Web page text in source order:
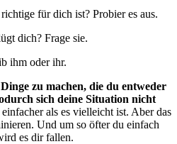
für dich ist? Probier es aus.
dich? Frage sie.
ihm oder ihr.
zu machen, die du entweder
sich deine Situation nicht
als es vielleicht ist. Aber das
Und um so öfter du einfach
es dir fallen.